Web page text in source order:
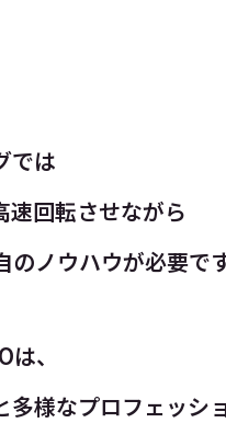
では
速回転させながら
のノウハウが必要で
、
多様なプロフェッシ